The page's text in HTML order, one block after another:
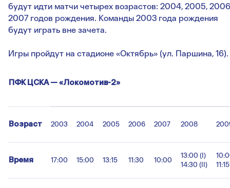
будут идти матчи четырех возрастов: 2004, 2005,
2007 годов рождения. Команды 2003 года рождения
будут играть вне зачета.
Игры пройдут на стадионе «Октябрь» (ул. Паршина, 16).
ПФК ЦСКА — «Локомотив-2»
Возраст 2003 2004 2005 2006 2007 2008
Время 17:00 15:00 13:15 11:30 10:00
13:00 (I)
14:30 (II)